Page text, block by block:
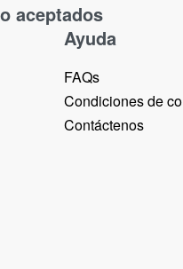
aceptados
Ayuda
FAQs
Condiciones de
Contáctenos